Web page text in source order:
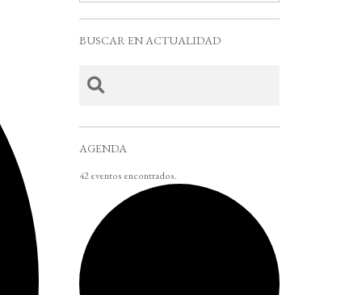
BUSCAR EN ACTUALIDAD
AGENDA
42 eventos encontrados.